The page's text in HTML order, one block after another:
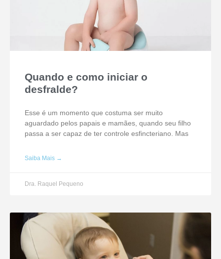
Quando e como iniciar o
desfralde?
Esse é um momento que costuma ser muito
aguardado pelos papais e mamães, quando seu filho
passa a ser capaz de ter controle esfincteriano. Mas
Saiba Mais →
Dra. Raquel Pequeno